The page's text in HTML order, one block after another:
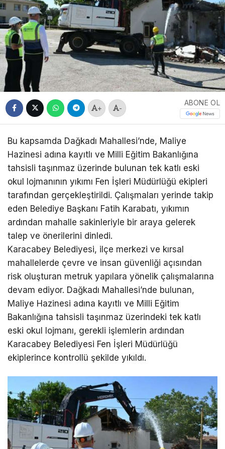
+ -
ABONE OL
Bu kapsamda Dağkadı Mahallesi’nde, Maliye
Hazinesi adına kayıtlı ve Milli Eğitim Bakanlığına
tahsisli taşınmaz üzerinde bulunan tek katlı eski
okul lojmanının yıkımı Fen İşleri Müdürlüğü ekipleri
tarafından gerçekleştirildi. Çalışmaları yerinde takip
eden Belediye Başkanı Fatih Karabatı, yıkımın
ardından mahalle sakinleriyle bir araya gelerek
talep ve önerilerini dinledi.
Karacabey Belediyesi, ilçe merkezi ve kırsal
mahallelerde çevre ve insan güvenliği açısından
risk oluşturan metruk yapılara yönelik çalışmalarına
devam ediyor. Dağkadı Mahallesi’nde bulunan,
Maliye Hazinesi adına kayıtlı ve Milli Eğitim
Bakanlığına tahsisli taşınmaz üzerindeki tek katlı
eski okul lojmanı, gerekli işlemlerin ardından
Karacabey Belediyesi Fen İşleri Müdürlüğü
ekiplerince kontrollü şekilde yıkıldı.